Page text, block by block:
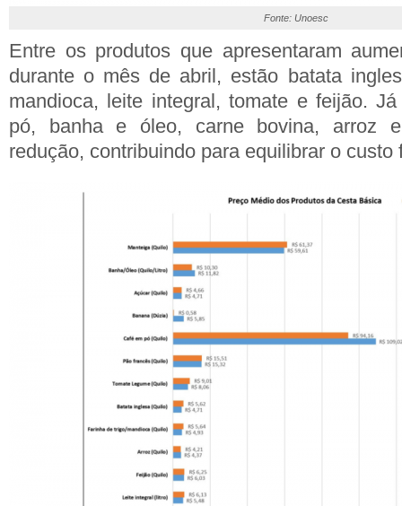
Fonte: Unoesc
Entre os produtos que apresentaram
durante o mês de abril, estão batata
mandioca, leite integral, tomate e feijão.
pó, banha e óleo, carne bovina, arroz e
redução, contribuindo para equilibrar o